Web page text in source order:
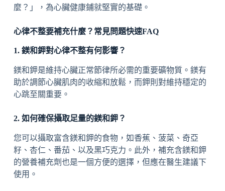
麼？」，為心臟健康鋪就堅實的基礎。
心律不整要補充什麼？常見問題快速FAQ
1. 鎂和鉀對心律不整有何影響？
鎂和鉀是維持心臟正常節律所必需的重要礦物質。鎂有
助於調節心臟肌肉的收縮和放鬆，而鉀則對維持穩定的
心跳至關重要。
2. 如何確保攝取足量的鎂和鉀？
您可以攝取富含鎂和鉀的食物，如香蕉、菠菜、奇亞
籽、杏仁、番茄、以及黑巧克力。此外，補充含鎂和鉀
的營養補充劑也是一個方便的選擇，但應在醫生建議下
使用。